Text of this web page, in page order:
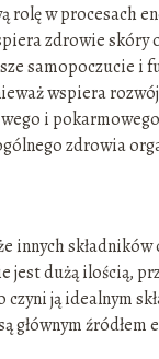
w procesach
zdrowie skóry
samopoczucie i
wspiera
i
zdrowia
innych
jest dużą ilością,
ją idealnym
głównym